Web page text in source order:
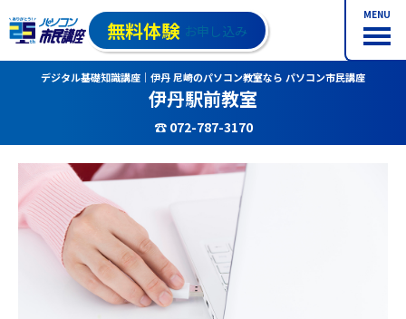
MENU
無料体験 お申し込み
デジタル基礎知識講座｜伊丹 尼崎のパソコン教室なら パソコン市民講座
伊丹駅前教室
☎ 072-787-3170